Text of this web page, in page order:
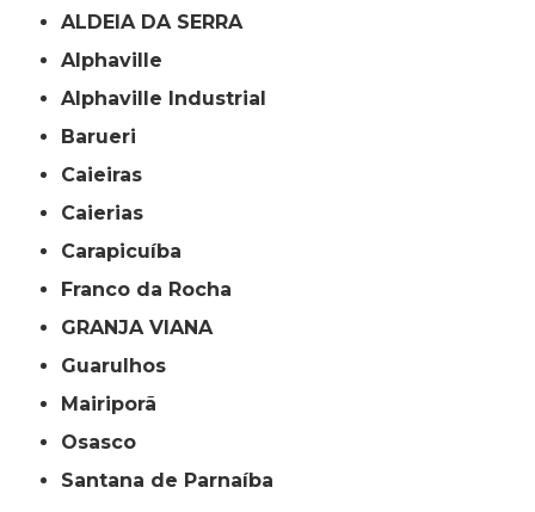
ALDEIA DA SERRA
Alphaville
Alphaville Industrial
Barueri
Caieiras
Caierias
Carapicuíba
Franco da Rocha
GRANJA VIANA
Guarulhos
Mairiporã
Osasco
Santana de Parnaíba